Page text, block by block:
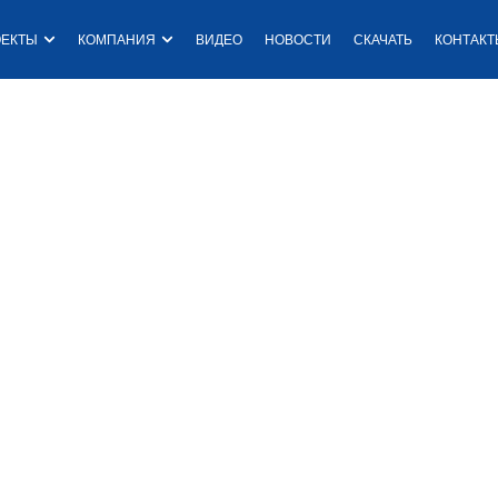
Open Проекты
КОМПАНИЯ Open Компания
ВИДЕО НОВОСТИ СКАЧАТЬ